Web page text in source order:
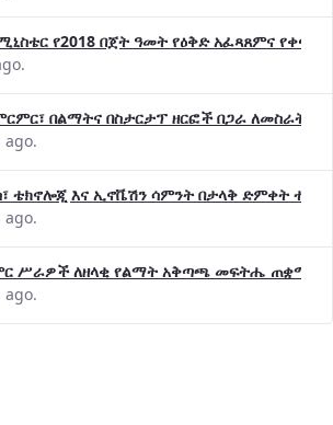
የ2018 በጀት ዓመት የዕቅድ አፈጻጸምና
በልማትና በስታርታፕ ዘርፎች በጋራ ለመስራት
ago.
ቴክኖሎጂ እና ኢኖቬሽን ሳምንት በታላቅ ድምቀት
ago.
ሥራዎች ለዘላቂ የልማት አቅጣጫ መፍትሔ ጠቋሚ
ago.